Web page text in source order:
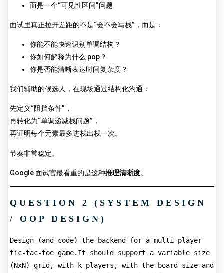
而是一个“可见性区间”问题
面试里真正拉开差距的不是“会不会写栈”，而是：
你能不能快速识别单调结构？
你如何解释为什么 pop？
你是否能清晰表达时间复杂度？
我们辅助的候选人，在现场通过结构化沟通：
先定义“阻挡条件”，
再转化为“单调递减栈问题”，
再证明每个元素最多进栈出栈一次。
节奏非常稳定。
Google 面试官最看重的是这种推理清晰度。
QUESTION 2 (SYSTEM DESIGN
/ OOP DESIGN)
Design (and code) the backend for a multi-player
tic-tac-toe game.It should support a variable size
(NxN) grid, with k players, with the board size and